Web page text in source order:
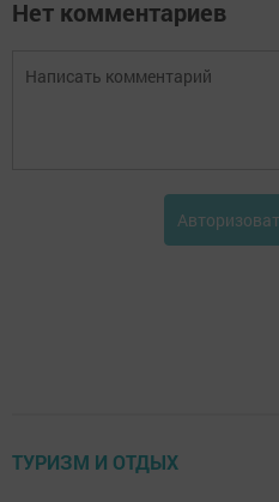
Нет комментариев
ТУРИЗМ И ОТДЫХ